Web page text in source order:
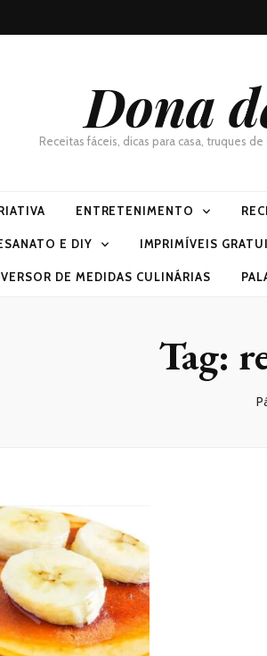
Dona
Receitas fáceis, dicas para casa, truques
ENTRETENIMENTO
E DIY IMPRIMÍVEIS
DE MEDIDAS CULINÁRIAS
Tag: